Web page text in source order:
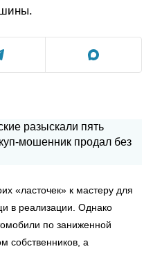
«ласточек» к мастеру для
в реализации. Однако
по заниженной
собственников, а